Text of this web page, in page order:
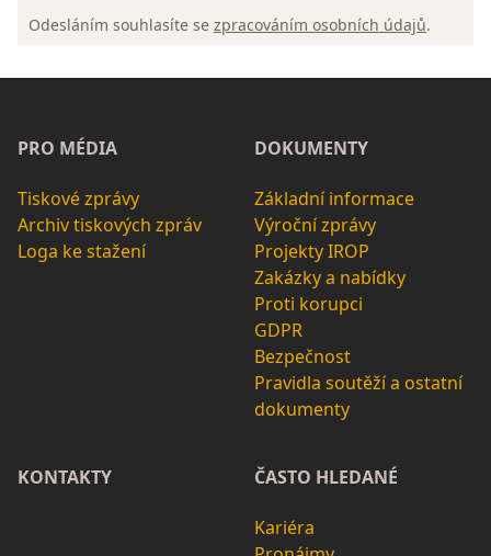
Odesláním souhlasíte se zpracováním osobních údajů.
PRO MÉDIA
Tiskové zprávy
Archiv tiskových zpráv
Loga ke stažení
DOKUMENTY
Základní informace
Výroční zprávy
Projekty IROP
Zakázky a nabídky
Proti korupci
GDPR
Bezpečnost
Pravidla soutěží a ostatní
dokumenty
KONTAKTY ČASTO HLEDANÉ
Kariéra